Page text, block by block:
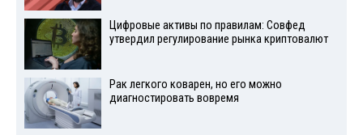
Цифровые активы по правилам: Совфед
утвердил регулирование рынка криптовалют
Рак легкого коварен, но его можно
диагностировать вовремя